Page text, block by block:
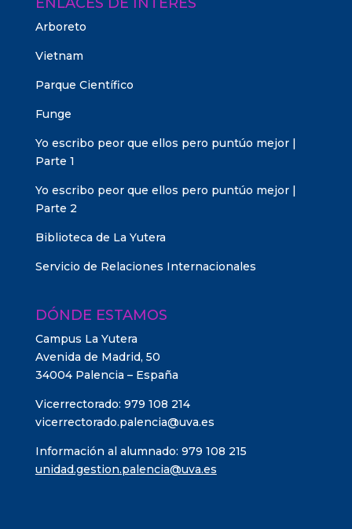
Arboreto
Vietnam
Parque Científico
Funge
Yo escribo peor que ellos pero puntúo mejor |
Parte 1
Yo escribo peor que ellos pero puntúo mejor |
Parte 2
Biblioteca de La Yutera
Servicio de Relaciones Internacionales
DÓNDE ESTAMOS
Campus La Yutera
Avenida de Madrid, 50
34004 Palencia – España
Vicerrectorado: 979 108 214
vicerrectorado.palencia@uva.es
Información al alumnado: 979 108 215
unidad.gestion.palencia@uva.es